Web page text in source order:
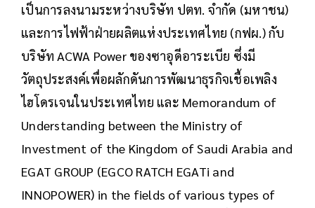
เป็นการลงนามระหว่างบริษัท ปตท. จำกัด (มหาชน)
และการไฟฟ้าฝ่ายผลิตแห่งประเทศไทย (กฟผ.) กับ
บริษัท ACWA Power ของซาอุดีอาระเบีย ซึ่งมี
วัตถุประสงค์เพื่อผลักดันการพัฒนาธุรกิจเชื้อเพลิง
ไฮโดรเจนในประเทศไทย และ Memorandum of
Understanding between the Ministry of
Investment of the Kingdom of Saudi Arabia and
EGAT GROUP (EGCO RATCH EGATi and
INNOPOWER) in the fields of various types of